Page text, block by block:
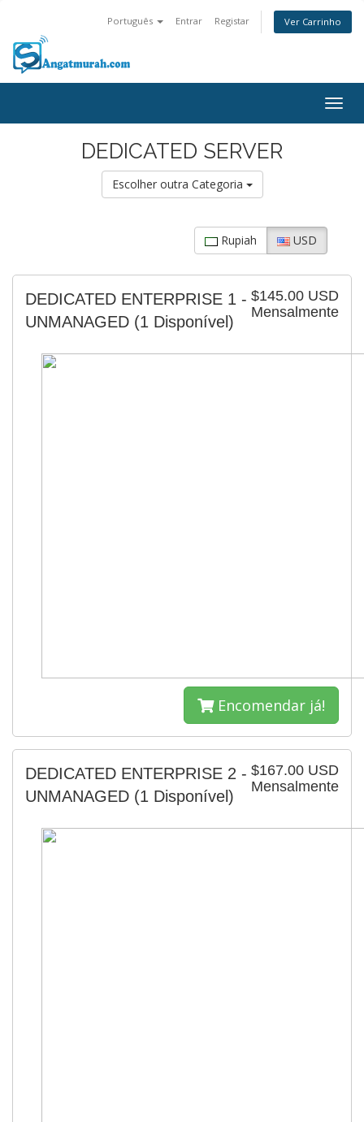
Português Entrar Registar Ver Carrinho
DEDICATED SERVER
Escolher outra Categoria
Rupiah USD
$145.00 USD
Mensalmente
DEDICATED ENTERPRISE 1 -
UNMANAGED (1 Disponível)
Encomendar já!
$167.00 USD
Mensalmente
DEDICATED ENTERPRISE 2 -
UNMANAGED (1 Disponível)